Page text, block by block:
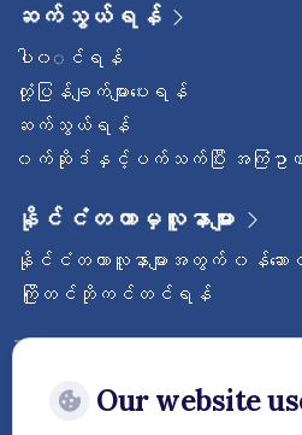
ဆက်သွယ်ရန်
ပါ၀◌င်ရန်
တုံ့ပြန်ချက်များပေးရန်
ဆက်သွယ်ရန်
၀က်ဆိုဒ်နှင့်ပက်သက်ပြီး အကြံဥာဏ်မျ
နိုင်ငံတကာမှလူနာများ
နိုင်ငံတကာလူနာများအတွက် ၀န်ဆေ
ကြိုတင်ဘိုကင်တင်ရန်
ဝေ့ဌာနီနိုင်ငံတကာဆေးရုံ
ထားပါ
Our website